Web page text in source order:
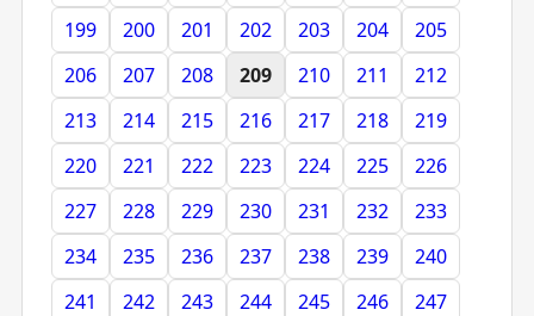
199
200 201 202 203 204
205
206
207 208 209 210 211
212
213
214 215 216 217 218
219
220
221 222 223 224 225
226
227
228 229 230 231 232
233
234
235 236 237 238 239
240
241
242 243 244 245 246
247